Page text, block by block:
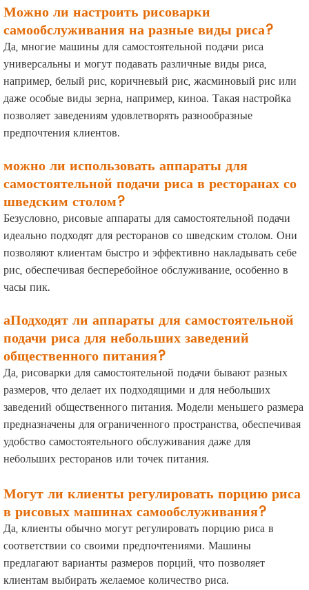
Можно ли настроить рисоварки
самообслуживания на разные виды риса?
Да, многие машины для самостоятельной подачи риса
универсальны и могут подавать различные виды риса,
например, белый рис, коричневый рис, жасминовый рис или
даже особые виды зерна, например, киноа. Такая настройка
позволяет заведениям удовлетворять разнообразные
предпочтения клиентов.
можно ли использовать аппараты для
самостоятельной подачи риса в ресторанах со
шведским столом?
Безусловно, рисовые аппараты для самостоятельной подачи
идеально подходят для ресторанов со шведским столом. Они
позволяют клиентам быстро и эффективно накладывать себе
рис, обеспечивая бесперебойное обслуживание, особенно в
часы пик.
аПодходят ли аппараты для самостоятельной
подачи риса для небольших заведений
общественного питания?
Да, рисоварки для самостоятельной подачи бывают разных
размеров, что делает их подходящими и для небольших
заведений общественного питания. Модели меньшего размера
предназначены для ограниченного пространства, обеспечивая
удобство самостоятельного обслуживания даже для
небольших ресторанов или точек питания.
Могут ли клиенты регулировать порцию риса
в рисовых машинах самообслуживания?
Да, клиенты обычно могут регулировать порцию риса в
соответствии со своими предпочтениями. Машины
предлагают варианты размеров порций, что позволяет
клиентам выбирать желаемое количество риса.